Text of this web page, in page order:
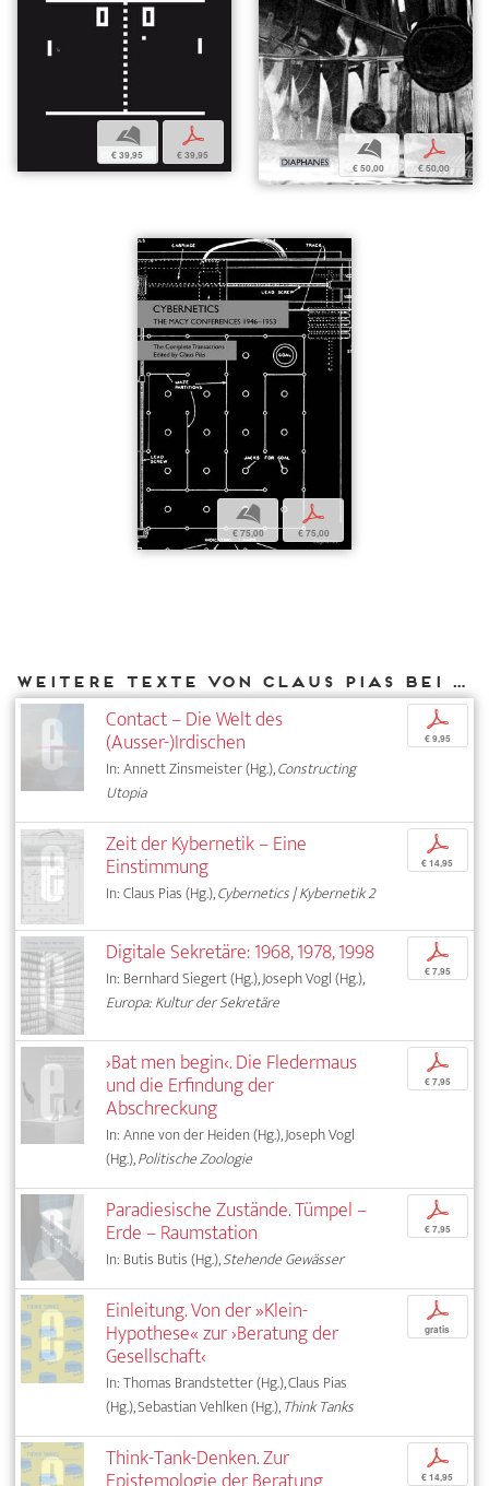
b
€ 39,95
p
€ 39,95 b
€ 50,00
p
€ 50,00
b
€ 75,00
p
€ 75,00
Weitere Texte von Claus Pias bei DIAPHANES
Contact – Die Welt des
(Ausser-)Irdischen
In: Annett Zinsmeister (Hg.),Constructing
Utopia
p
€ 9,95
Zeit der Kybernetik – Eine
Einstimmung
In: Claus Pias (Hg.),Cybernetics | Kybernetik 2
p
€ 14,95
Digitale Sekretäre: 1968, 1978, 1998
In: Bernhard Siegert (Hg.), Joseph Vogl (Hg.),
Europa: Kultur der Sekretäre
p
€ 7,95
›Bat men begin‹. Die Fledermaus
und die Erfindung der
Abschreckung
In: Anne von der Heiden (Hg.), Joseph Vogl
(Hg.),Politische Zoologie
p
€ 7,95
Paradiesische Zustände. Tümpel –
Erde – Raumstation
In: Butis Butis (Hg.),Stehende Gewässer
p
€ 7,95
Einleitung. Von der »Klein-
Hypothese« zur ›Beratung der
Gesellschaft‹
In: Thomas Brandstetter (Hg.), Claus Pias
(Hg.), Sebastian Vehlken (Hg.),Think Tanks
p
gratis
Think-Tank-Denken. Zur p
€ 14,95